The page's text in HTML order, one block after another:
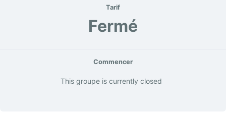
Tarif
Fermé
Commencer
This groupe is currently closed